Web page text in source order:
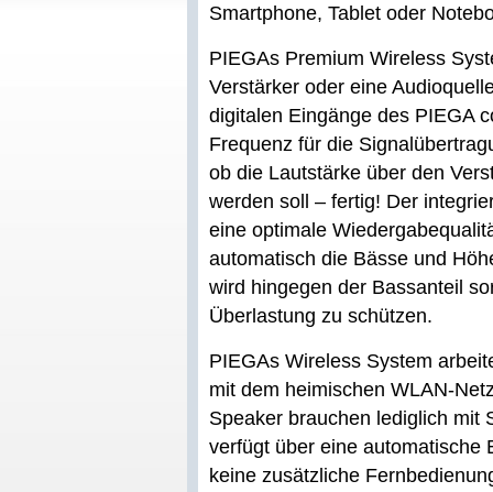
Smartphone, Tablet oder
PIEGAs Premium Wireless
Verstärker oder eine
digitalen Eingänge des PIEGA
Frequenz für die
ob die Lautstärke über den
werden soll – fertig! Der
eine optimale
automatisch die Bässe und
wird hingegen der Bassanteil
Überlastung zu schützen.
PIEGAs Wireless System
mit dem heimischen WLAN-
Speaker brauchen lediglich mit
verfügt über eine automatische
keine zusätzliche